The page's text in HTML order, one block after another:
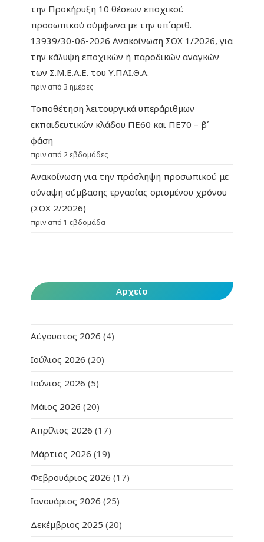
την Προκήρυξη 10 θέσεων εποχικού
προσωπικού σύμφωνα με την υπ΄αριθ.
13939/30-06-2026 Ανακοίνωση ΣΟΧ 1/2026, για
την κάλυψη εποχικών ή παροδικών αναγκών
των Σ.Μ.Ε.Α.Ε. του Υ.ΠΑΙ.Θ.Α.
πριν από 3 ημέρες
Τοποθέτηση λειτουργικά υπεράριθμων
εκπαιδευτικών κλάδου ΠΕ60 και ΠΕ70 – β΄
φάση
πριν από 2 εβδομάδες
Ανακοίνωση για την πρόσληψη προσωπικού με
σύναψη σύμβασης εργασίας ορισμένου χρόνου
(ΣΟΧ 2/2026)
πριν από 1 εβδομάδα
Αρχείο
Αύγουστος 2026 (4)
Ιούλιος 2026 (20)
Ιούνιος 2026 (5)
Μάιος 2026 (20)
Απρίλιος 2026 (17)
Μάρτιος 2026 (19)
Φεβρουάριος 2026 (17)
Ιανουάριος 2026 (25)
Δεκέμβριος 2025 (20)